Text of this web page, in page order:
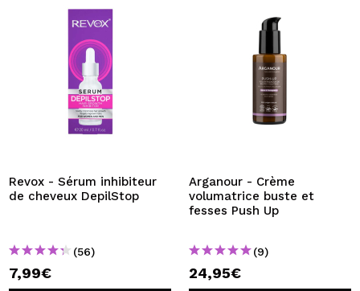
je n'ai pas de compte ici
JE VEUX M'INSCRIRE
effectuer vos achats rapidement, vérifier l'état de vos
commandes et consulter vos opérations précédentes.
CRÉER UN COMPTE
Revox - Sérum inhibiteur
de cheveux DepilStop
(56)
7,99€
Arganour - Crème
volumatrice buste et
fesses Push Up
(9)
24,95€